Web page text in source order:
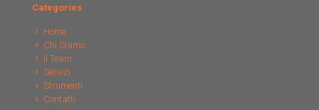
Categories
Home
Chi Siamo
Il Team
Servizi
Strumenti
Contatti